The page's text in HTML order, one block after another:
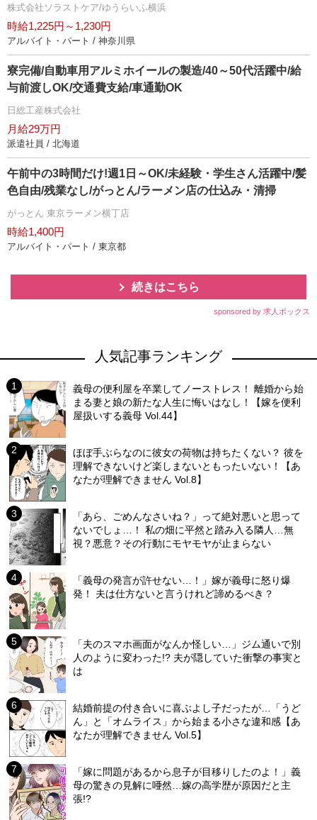
株式会社ソラストケア/ゆうらいふ横浜
時給1,225円～1,230円
アルバイト・パート / 神奈川県
寮完備/自動車用アルミホイールの製造/40～50代活躍中/給
与前渡しOK/交通費支給/車通勤OK
日総工産株式会社
月給29万円
派遣社員 / 北海道
午前中の3時間だけ!週1日～OK/未経験・学生さん活躍中/髪
色自由/残業なし/がっとん/ラーメン店の仕込み・清掃
がっとん 東京ラーメン横丁店
時給1,400円
アルバイト・パート / 東京都
続きはこちら
sponsored by 求人ボックス
人気記事ランキング
義母の便利屋を卒業してノーストレス！ 離婚から始
まる妻と娘の新たな人生に悔いはなし！【嫁を便利
屋扱いする義母 Vol.44】
ほぼ手ぶらなのに彼女の荷物は持ちたくない？ 彼を
理解できないけど楽しまないともったいない！【あ
なたが理解できません Vol.8】
「あら、ごめんなさいね？」って絶対悪いと思って
ないでしょ…！ 私の畑に平然と踏み入る隣人…無
視？悪意？その行動にモヤモヤが止まらない
「義母の発言が許せない…！」嫁が義母に怒り爆
発！ 夫は仕方ないと言うけれど諦めるべき？
「夫のスマホ画面がなんか怪しい…」ジム通いで別
人のように変わった!? 夫が隠していた衝撃の事実と
は
結婚前提の付き合いに喜ぶよし子だったが…「うど
ん」と「オムライス」から始まる小さな違和感【あ
なたが理解できません Vol.5】
「嫁に問題があるから息子が目移りしたのよ！」義
母の驚きの見解に唖然…嫁の高学歴が原因だと主
張!?